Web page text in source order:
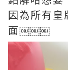
因為所有皇
面￼￼￼